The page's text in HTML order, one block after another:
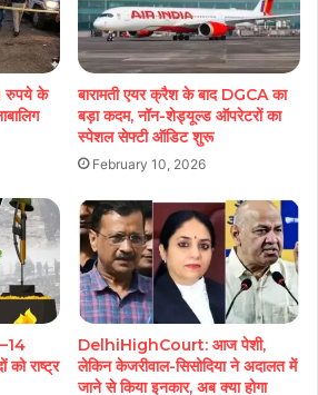
रुपये के
बारामती एयर क्रैश के बाद DGCA का
बड़ा कदम, नॉन-शेड्यूल्ड ऑपरेटरों का
स्पेशल सेफ्टी ऑडिट शुरू
February 10, 2026
को राष्ट्र
DelhiHighCourt: आज पेशी,
लेकिन केजरीवाल-सिसोदिया ने अदालत में
जाने से किया इनकार, अब क्या होगा